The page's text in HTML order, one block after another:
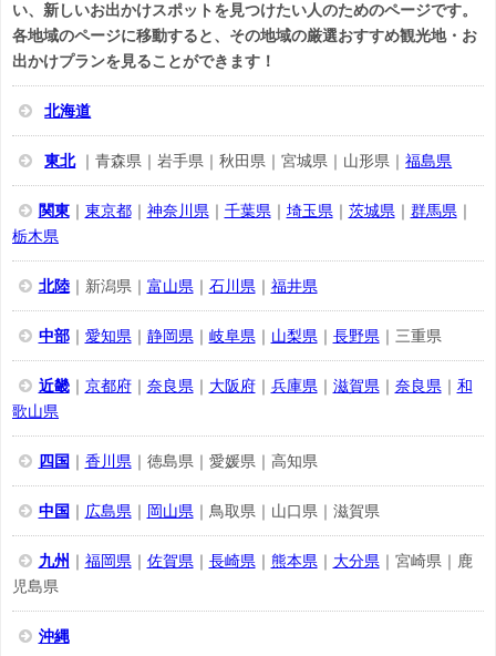
い、新しいお出かけスポットを見つけたい人のためのページです。
各地域のページに移動すると、その地域の厳選おすすめ観光地・お
出かけプランを見ることができます！
北海道
東北｜青森県｜岩手県｜秋田県｜宮城県｜山形県｜福島県
関東｜ 東京都｜ 神奈川県 ｜ 千葉県 ｜ 埼玉県 ｜ 茨城県 ｜ 群馬県 ｜
栃木県
北陸｜新潟県｜ 富山県 ｜ 石川県 ｜ 福井県
中部｜ 愛知県 ｜ 静岡県 ｜ 岐阜県 ｜ 山梨県 ｜ 長野県 ｜三重県
近畿｜ 京都府｜ 奈良県 ｜ 大阪府｜ 兵庫県 ｜ 滋賀県 ｜ 奈良県 ｜ 和
歌山県
四国 ｜ 香川県 ｜徳島県｜愛媛県｜高知県
中国 ｜ 広島県 ｜ 岡山県 ｜鳥取県｜山口県｜滋賀県
九州 ｜ 福岡県 ｜ 佐賀県 ｜ 長崎県 ｜ 熊本県 ｜ 大分県 ｜宮崎県｜鹿
児島県
沖縄